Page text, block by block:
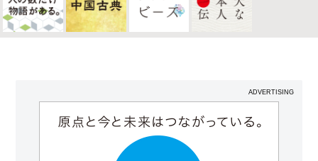
ADVERTISING